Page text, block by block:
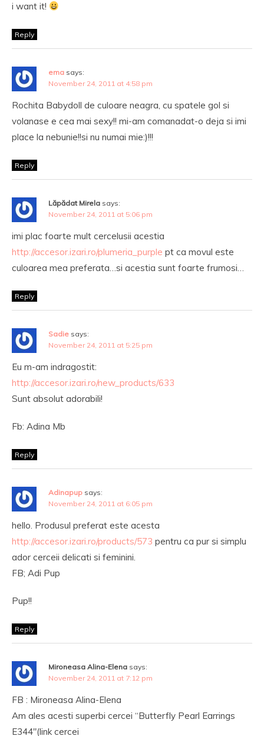
i want it!
Reply
ema says:
November 24, 2011 at 4:58 pm
Rochita Babydoll de culoare neagra, cu spatele gol si
volanase e cea mai sexy!! mi-am comanadat-o deja si imi
place la nebunie!!si nu numai mie:)!!!
Reply
Lăpădat Mirela says:
November 24, 2011 at 5:06 pm
imi plac foarte mult cercelusii acestia
http://accesor.izari.ro/plumeria_purple pt ca movul este
culoarea mea preferata…si acestia sunt foarte frumosi…
Reply
Sadie says:
November 24, 2011 at 5:25 pm
Eu m-am indragostit:
http://accesor.izari.ro/new_products/633
Sunt absolut adorabili!
Fb: Adina Mb
Reply
Adinapup says:
November 24, 2011 at 6:05 pm
hello. Produsul preferat este acesta
http://accesor.izari.ro/products/573 pentru ca pur si simplu
ador cerceii delicati si feminini.
FB; Adi Pup
Pup!!
Reply
Mironeasa Alina-Elena says:
November 24, 2011 at 7:12 pm
FB : Mironeasa Alina-Elena
Am ales acesti superbi cercei “Butterfly Pearl Earrings
E344″(link cercei